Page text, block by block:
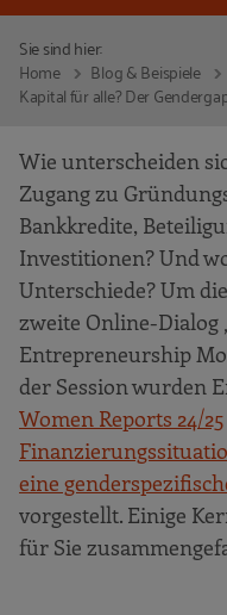
Sie sind hier:
Home
Blog & Beispiele
Kapital für alle? Der
Wie unterscheiden
Zugang zu
Bankkredite,
Investitionen? Und
Unterschiede? Um
zweite Online-Dialog
Entrepreneurship
der Session wurden
Women Reports 24/25
eine
vorgestellt. Einige
für Sie